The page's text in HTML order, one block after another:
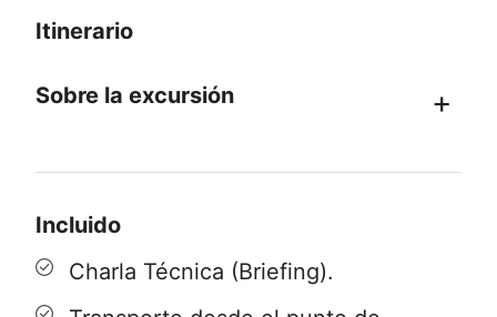
Itinerario
Sobre la excursión
convenir. Iniciamos la salida de
Mountain Bike en el Cerduo, con el
majestuoso volcán Villarrica como telón
Incluido
Charla Técnica (Briefing).